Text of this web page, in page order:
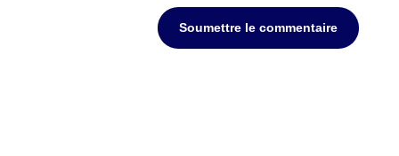
Soumettre le commentaire